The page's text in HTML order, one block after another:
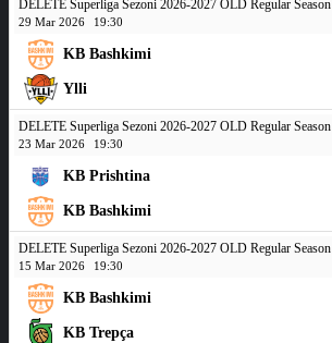
DELETE Superliga Sezoni 2026-2027 OLD Regular Season
29 Mar 2026 19:30
KB Bashkimi
Ylli
DELETE Superliga Sezoni 2026-2027 OLD Regular Season
23 Mar 2026 19:30
KB Prishtina
KB Bashkimi
DELETE Superliga Sezoni 2026-2027 OLD Regular Season
15 Mar 2026 19:30
KB Bashkimi
KB Trepça